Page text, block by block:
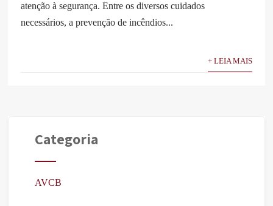
atenção à segurança. Entre os diversos cuidados
necessários, a prevenção de incêndios...
+ LEIA MAIS
Categoria
AVCB